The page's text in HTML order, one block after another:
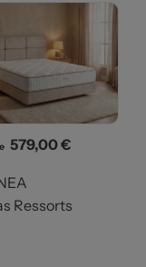
Prix
579,00 €
Ressorts